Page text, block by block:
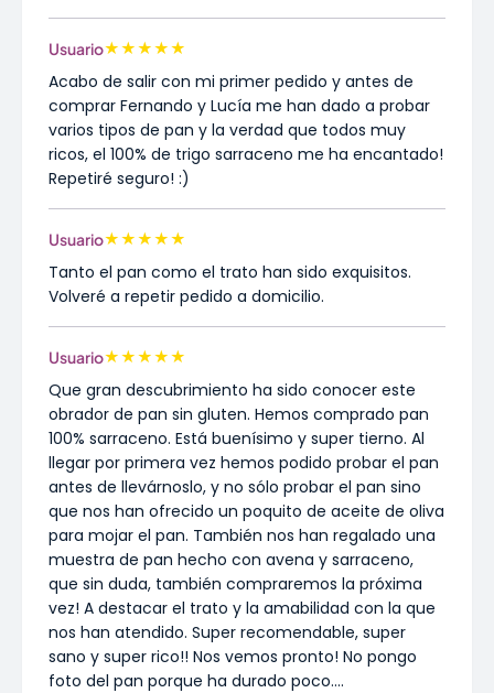
Usuario★★★★★
Acabo de salir con mi primer pedido y antes de
comprar Fernando y Lucía me han dado a probar
varios tipos de pan y la verdad que todos muy
ricos, el 100% de trigo sarraceno me ha encantado!
Repetiré seguro! :)
Usuario★★★★★
Tanto el pan como el trato han sido exquisitos.
Volveré a repetir pedido a domicilio.
Usuario★★★★★
Que gran descubrimiento ha sido conocer este
obrador de pan sin gluten. Hemos comprado pan
100% sarraceno. Está buenísimo y super tierno. Al
llegar por primera vez hemos podido probar el pan
antes de llevárnoslo, y no sólo probar el pan sino
que nos han ofrecido un poquito de aceite de oliva
para mojar el pan. También nos han regalado una
muestra de pan hecho con avena y sarraceno,
que sin duda, también compraremos la próxima
vez! A destacar el trato y la amabilidad con la que
nos han atendido. Super recomendable, super
sano y super rico!! Nos vemos pronto! No pongo
foto del pan porque ha durado poco....